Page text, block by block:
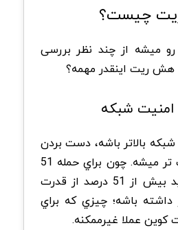
چیست؟
میشه از چند نظر بررسی
هش ریت اینقدر مهمه؟
شبکه
بالاتر باشه، دست بردن
تو اون شبکه سخت تر ميشه. چون براي حمله 51
درصدی، يه هکر بايد بیش از 51 درصد از قدرت
داشته باشه؛ چيزي که براي
عملا غيرممکنه.